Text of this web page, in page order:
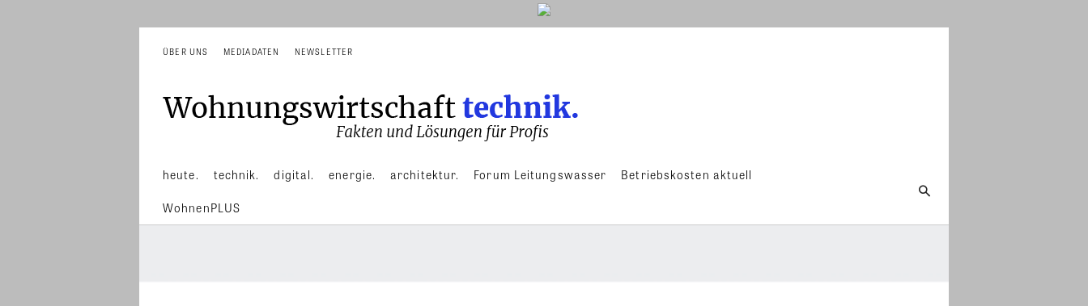
ÜBER UNS MEDIADATEN NEWSLETTER
heute. technik. digital. energie. architektur. Forum Leitungswasser Betriebskosten aktuell
WohnenPLUS